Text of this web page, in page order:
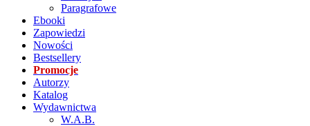
Paragrafowe
Ebooki
Zapowiedzi
Nowości
Bestsellery
Promocje
Autorzy
Katalog
Wydawnictwa
W.A.B.